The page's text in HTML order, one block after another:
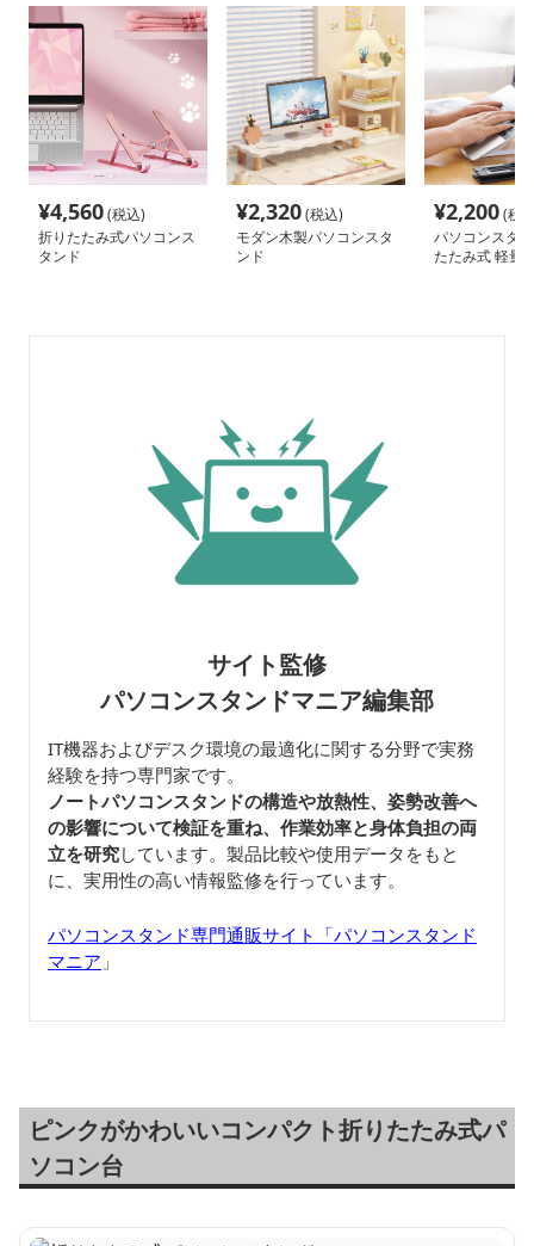
¥4,560(税込)
折りたたみ式パソコンス
タンド
¥2,320(税込)
モダン木製パソコンスタ
ンド
¥2,200(税
パソコンスタ
たたみ式 軽量
サイト監修
パソコンスタンドマニア編集部
IT機器およびデスク環境の最適化に関する分野で実務
経験を持つ専門家です。
ノートパソコンスタンドの構造や放熱性、姿勢改善へ
の影響について検証を重ね、作業効率と身体負担の両
立を研究しています。製品比較や使用データをもと
に、実用性の高い情報監修を行っています。
パソコンスタンド専門通販サイト「パソコンスタンド
マニア 」
ピンクがかわいいコンパクト折りたたみ式パ
ソコン台